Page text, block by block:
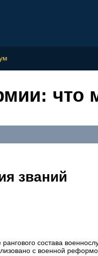
что
званий
состава
с военной